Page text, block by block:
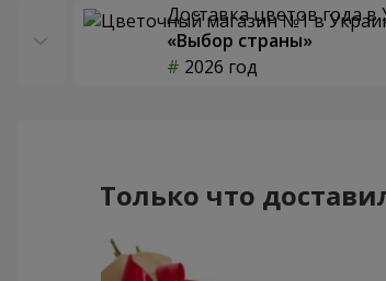
Доставка цветов года в
«Выбор страны»
2026 год
Только что